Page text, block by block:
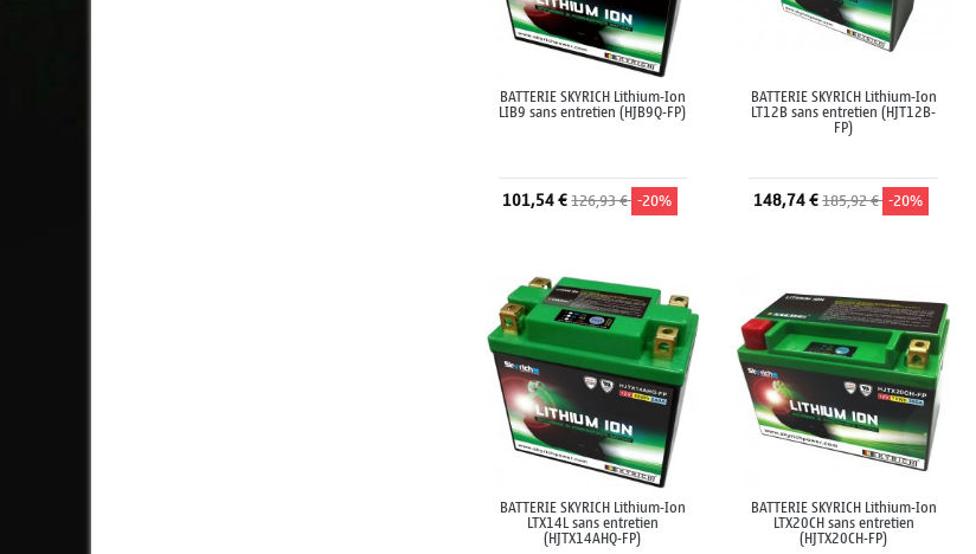
BATTERIE SKYRICH Lithium-Ion
LIB9 sans entretien (HJB9Q-FP)
101,54 €126,93 € -20%
BATTERIE SKYRICH Lithium-Ion
LT12B sans entretien (HJT12B-
FP)
148,74 €185,92 € -20%
BATTERIE SKYRICH Lithium-Ion
LTX14L sans entretien
(HJTX14AHQ-FP)
BATTERIE SKYRICH Lithium-Ion
LTX20CH sans entretien
(HJTX20CH-FP)